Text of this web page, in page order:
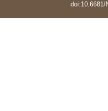
doi:10.6681/